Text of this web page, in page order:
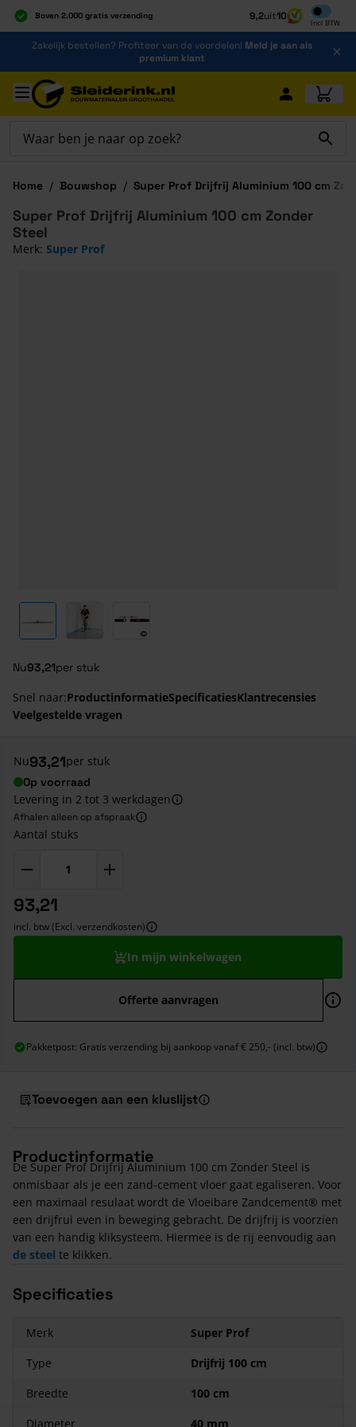
Boven 2.000 gratis verzending
Al 40 jaar dé specialist
Alles onder één dak
9,2uit10
Incl BTW
Inclusief
Ga naar de inhoud
Zakelijk bestellen? Profiteer van de voordelen! Meld je aan als
premium klant
Ga naar hoofdinhoud
Home / Bouwshop / Super Prof Drijfrij Aluminium 100 cm
View larger imageView larger image
Nu93,21per stuk
Super Prof Drijfrij Aluminium 100 cm Zonder
Steel
Merk: Super Prof
Snel naar:ProductinformatieSpecificatiesKlantrecensies
Veelgestelde vragen
Nu93,21per stuk
Op voorraad
Levering in 2 tot 3 werkdagen
Afhalen alleen op afspraak
Aantal stuks
93,21
incl. btw (Excl. verzendkosten)
In mijn winkelwagen
Offerte aanvragen
Pakketpost: Gratis verzending bij aankoop vanaf € 250,- (incl. btw)
Toevoegen aan een kluslijst
Productinformatie
De Super Prof Drijfrij Aluminium 100 cm Zonder Steel is
onmisbaar als je een zand-cement vloer gaat egaliseren. Voor
een maximaal resulaat wordt de Vloeibare Zandcement® met
een drijfrui even in beweging gebracht. De drijfrij is voorzien
van een handig kliksysteem. Hiermee is de rij eenvoudig aan
de steel te klikken.
Specificaties
Merk
Super Prof
Type
Drijfrij 100 cm
Breedte
100 cm
Diameter
40 mm